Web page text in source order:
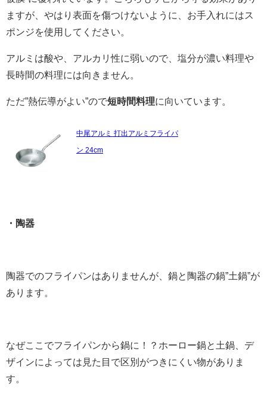
ますが、やはり表面を傷つけないように、お手入れにはス
ポンジを使用してください。
アルミは酸や、アルカリ性に弱いので、塩分が濃い料理や
長時間の料理には向きません。
ただ”熱伝導がよい”ので短時間料理に向いています。
中尾アルミ 打出アルミフライパ
ン 24cm
・陶器
陶器でのフライパンはありませんが、鍋と陶器の鍋”土鍋”が
あります。
なぜここでフライパンから鍋に！？ホーロー鍋と土鍋、デ
ザインによっては見た目で区別がつきにくい物がありま
す。